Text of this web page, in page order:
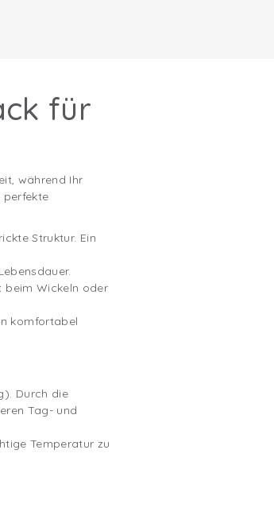
für
während Ihr
perfekte
Struktur. Ein
beim Wickeln oder
komfortabel
Durch die
Tag- und
Temperatur zu